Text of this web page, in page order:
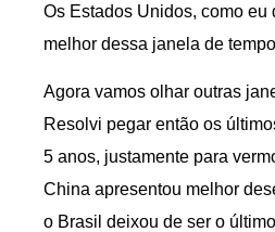
Os Estados Unidos, como eu
melhor dessa janela de
Agora vamos olhar outras
Resolvi pegar então os
5 anos, justamente para
China apresentou melhor
o Brasil deixou de ser o